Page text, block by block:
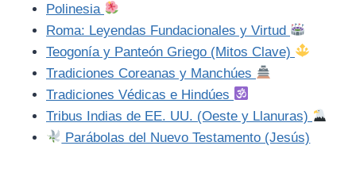
Polinesia
Roma: Leyendas Fundacionales y Virtud
Teogonía y Panteón Griego (Mitos Clave)
Tradiciones Coreanas y Manchúes
Tradiciones Védicas e Hindúes
Tribus Indias de EE. UU. (Oeste y Llanuras)
Parábolas del Nuevo Testamento (Jesús)